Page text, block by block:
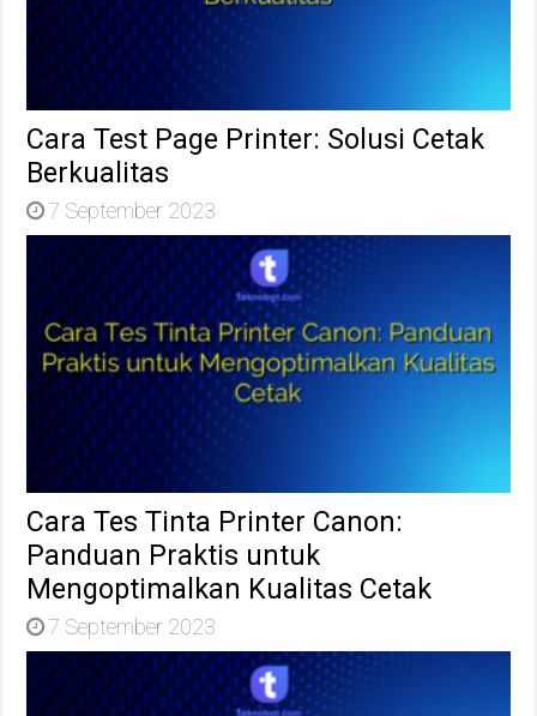
Cara Test Page Printer: Solusi Cetak
Berkualitas
7 September 2023
Cara Tes Tinta Printer Canon:
Panduan Praktis untuk
Mengoptimalkan Kualitas Cetak
7 September 2023